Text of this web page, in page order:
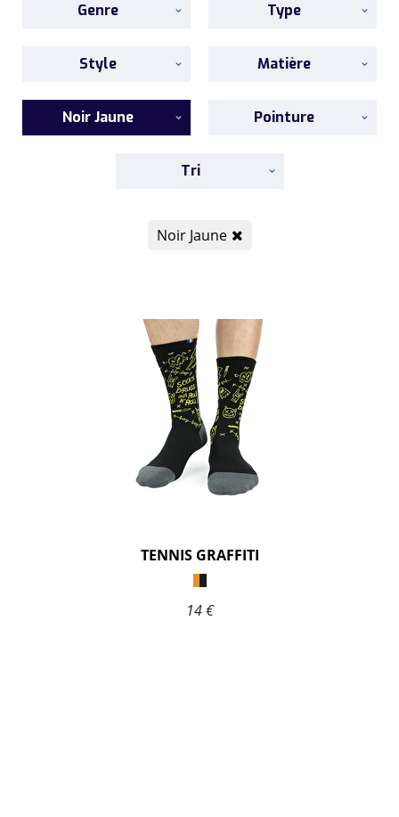
Genre Type
Style Matière
Noir Jaune Pointure
Tri
Noir Jaune
TENNIS GRAFFITI
14 €